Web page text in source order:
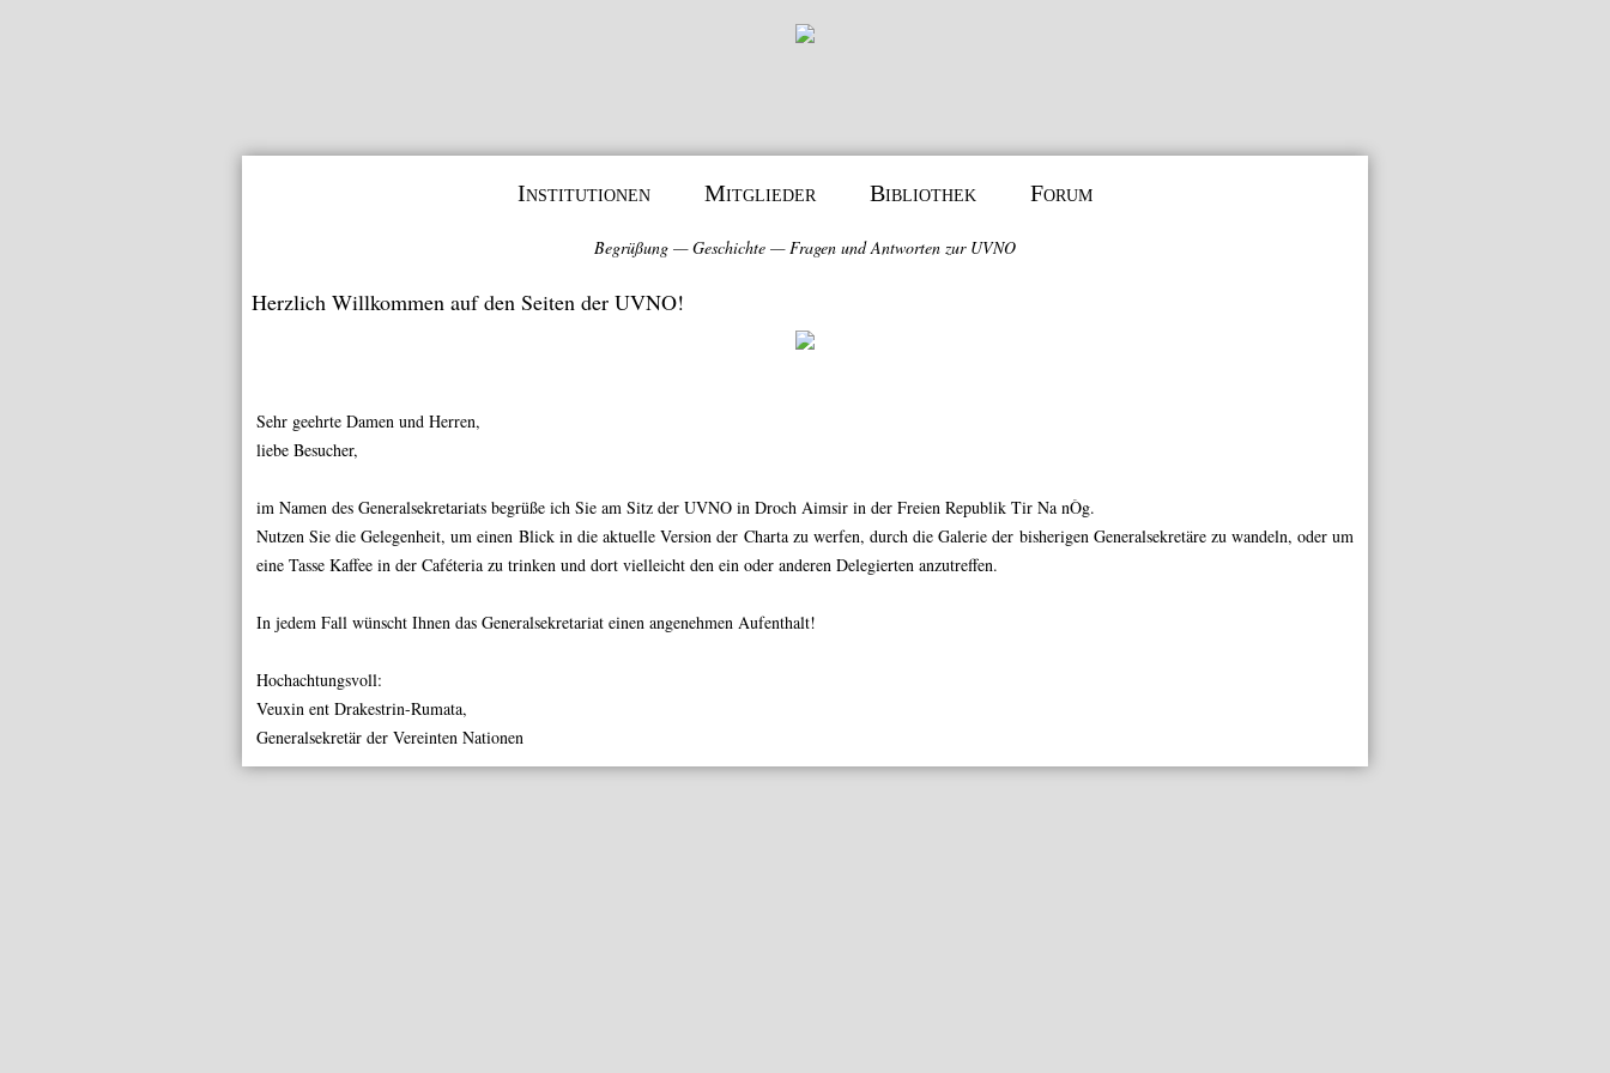
Institutionen Mitglieder Bibliothek Forum
Begrüßung—Geschichte—Fragen und Antworten zur UVNO
Herzlich Willkommen auf den Seiten der UVNO!
Sehr geehrte Damen und Herren,
liebe Besucher,
im Namen des Generalsekretariats begrüße ich Sie am Sitz der UVNO in Droch Aimsir in der Freien Republik Tir Na nÒg.
Nutzen Sie die Gelegenheit, um einen Blick in die aktuelle Version der Chartazu werfen, durch die Galerie der bisherigen Generalsekretärezu wandeln, oder um
eine Tasse Kaffee in der Caféteriazu trinken und dort vielleicht den ein oder anderen Delegierten anzutreffen.
In jedem Fall wünscht Ihnen das Generalsekretariat einen angenehmen Aufenthalt!
Hochachtungsvoll:
Veuxin ent Drakestrin-Rumata,
Generalsekretär der Vereinten Nationen